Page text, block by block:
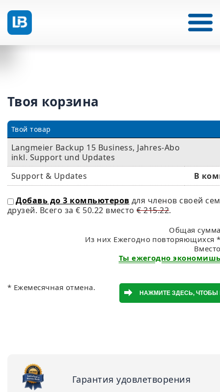
Твоя корзина
Твой товар
Langmeier Backup 15 Business, Jahres-Abo
inkl. Support und Updates
Support & Updates
В
Добавь до 3 компьютеров для членов своей
друзей. Всего за€ 50.22 вместо€ 215.22.
Общая
Из них Ежегодно повторяющихся
Ты ежегодно
* Ежемесячная отмена.
Гарантия удовлетворения